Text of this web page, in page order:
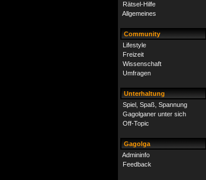
Rätsel-Hilfe
Allgemeines
Community
Lifestyle
Freizeit
Wissenschaft
Umfragen
Unterhaltung
Spiel, Spaß, Spannung
Gagolganer unter sich
Off-Topic
Gagolga
Admininfo
Feedback